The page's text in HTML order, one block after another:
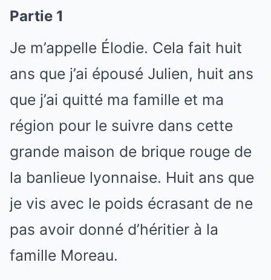
Partie 1
Je m’appelle Élodie. Cela fait huit
ans que j’ai épousé Julien, huit ans
que j’ai quitté ma famille et ma
région pour le suivre dans cette
grande maison de brique rouge de
la banlieue lyonnaise. Huit ans que
je vis avec le poids écrasant de ne
pas avoir donné d’héritier à la
famille Moreau.